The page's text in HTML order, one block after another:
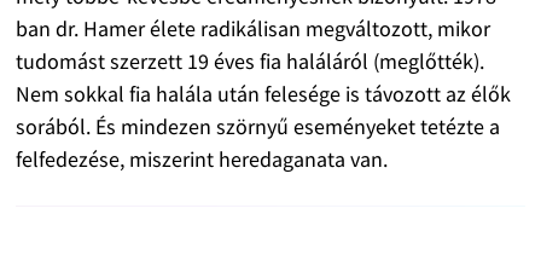
ban dr. Hamer élete radikálisan megváltozott, mikor
tudomást szerzett 19 éves fia haláláról (meglőtték).
Nem sokkal fia halála után felesége is távozott az élők
sorából. És mindezen szörnyű eseményeket tetézte a
felfedezése, miszerint heredaganata van.